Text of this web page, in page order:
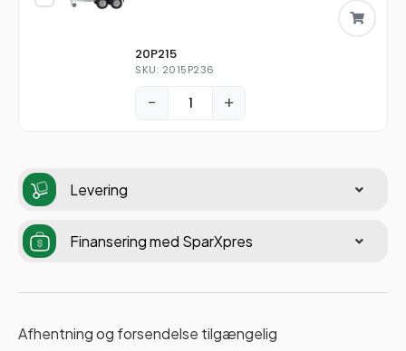
20P215
SKU: 2015P236
− +
Levering
Finansering med SparXpres
Afhentning og forsendelse tilgængelig